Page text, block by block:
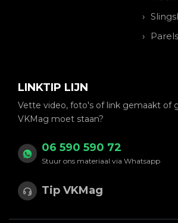
Parels
LINKTIP LIJN
Vette video, foto's of link gemaakt of
VKMag moet staan?
06 590 590 72
Stuur ons materiaal via Whatsapp
Tip VKMag